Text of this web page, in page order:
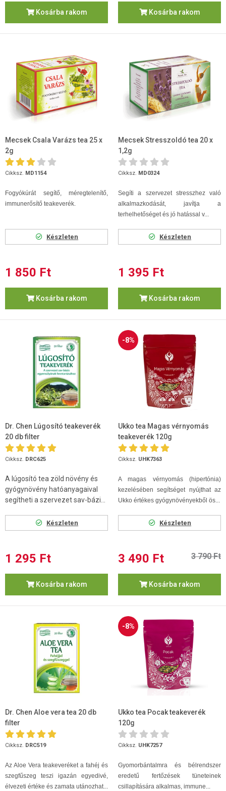
Kosárba rakom Kosárba rakom
Mecsek Csala Varázs tea 25 x
2g
Cikksz. MD1154
Fogyókúrát segítő, méregtelenítő,
immunerősítő teakeverék.
Készleten
1 850 Ft
Kosárba rakom
Mecsek Stresszoldó tea 20 x
1,2g
Cikksz. MD0324
Segíti a szervezet stresszhez való
alkalmazkodását, javítja a
terhelhetőséget és jó hatással v...
Készleten
1 395 Ft
Kosárba rakom
Dr. Chen Lúgosító teakeverék
20 db filter
Cikksz. DRC625
A lúgosító tea zöld növény és
gyógynövény hatóanyagaival
segítheti a szervezet sav-bázi...
Készleten
1 295 Ft
Kosárba rakom
-8%
Ukko tea Magas vérnyomás
teakeverék 120g
Cikksz. UHK7363
A magas vérnyomás (hipertónia)
kezelésében segítséget nyújthat az
Ukko értékes gyógynövényekből ös...
Készleten
3 490 Ft 3 790 Ft
Kosárba rakom
Dr. Chen Aloe vera tea 20 db
filter
Cikksz. DRC519
Az Aloe Vera teakeveréket a fahéj és
szegfűszeg teszi igazán egyedivé,
élvezeti értéke és zamata utánozhat...
-8%
Ukko tea Pocak teakeverék
120g
Cikksz. UHK7257
Gyomorbántalmra és bélrendszer
eredetű fertőzések tüneteinek
csillapítására alkalmas, immune...